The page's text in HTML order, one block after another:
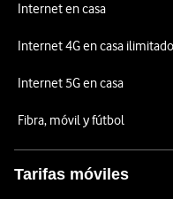
Internet en casa
Internet 4G en casa ilimitado
Internet 5G en casa
Fibra, móvil y fútbol
Tarifas móviles